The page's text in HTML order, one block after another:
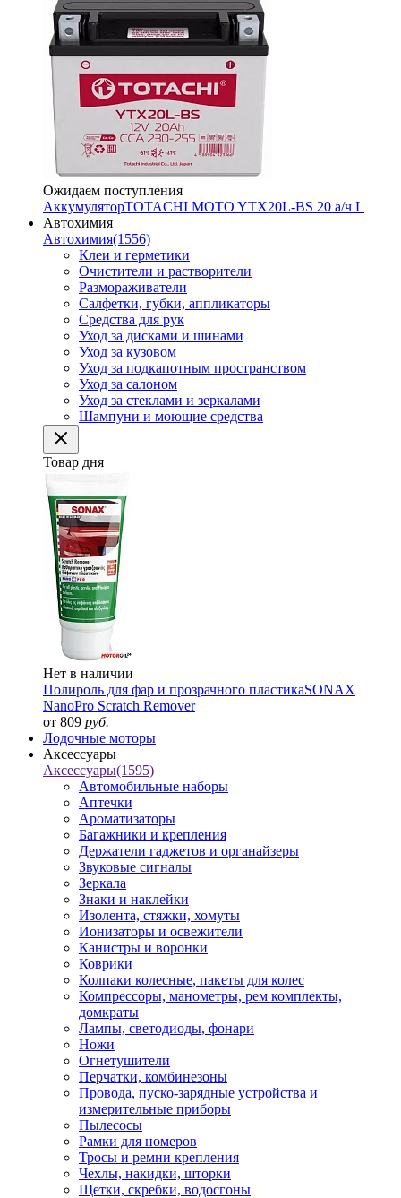
Ожидаем поступления
АккумуляторTOTACHI MOTO YTX20L-BS 20 а/ч L
Автохимия
Автохимия(1556)
Клеи и герметики
Очистители и растворители
Размораживатели
Салфетки, губки, аппликаторы
Средства для рук
Уход за дисками и шинами
Уход за кузовом
Уход за подкапотным пространством
Уход за салоном
Уход за стеклами и зеркалами
Шампуни и моющие средства
Товар дня
Нет в наличии
Полироль для фар и прозрачного пластикаSONAX
NanoPro Scratch Remover
от 809 руб.
Лодочные моторы
Аксессуары
Аксессуары(1595)
Автомобильные наборы
Аптечки
Ароматизаторы
Багажники и крепления
Держатели гаджетов и органайзеры
Звуковые сигналы
Зеркала
Знаки и наклейки
Изолента, стяжки, хомуты
Ионизаторы и освежители
Канистры и воронки
Коврики
Колпаки колесные, пакеты для колес
Компрессоры, манометры, рем комплекты,
домкраты
Лампы, светодиоды, фонари
Ножи
Огнетушители
Перчатки, комбинезоны
Провода, пуско-зарядные устройства и
измерительные приборы
Пылесосы
Рамки для номеров
Тросы и ремни крепления
Чехлы, накидки, шторки
Щетки, скребки, водосгоны